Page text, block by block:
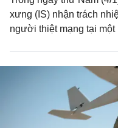
xưng (IS) nhận trách
người thiệt mạng tại một